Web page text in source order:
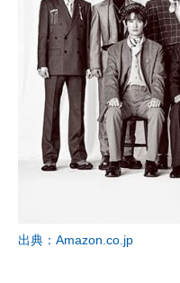
出典：Amazon.co.jp